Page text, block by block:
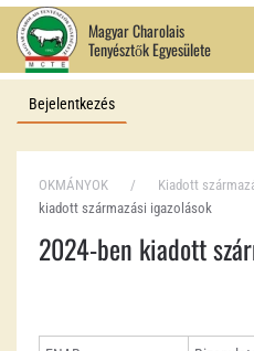
Fő tartalom átugrása
Magyar Charolais
Tenyésztők Egyesülete
Bejelentkezés
OKMÁNYOK Kiadott
kiadott származási igazolások
2024-ben kiadott